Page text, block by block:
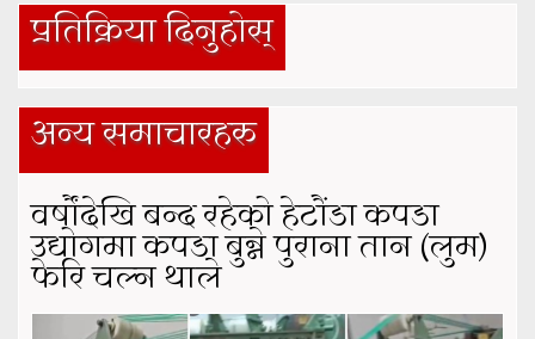
प्रतिक्रिया दिनुहोस्
अन्य समाचारहरु
वर्षौंदेखि बन्द रहेको हेटौंडा कपडा
उद्योगमा कपडा बुन्ने पुराना तान (लुम)
फेरि चल्न थाले